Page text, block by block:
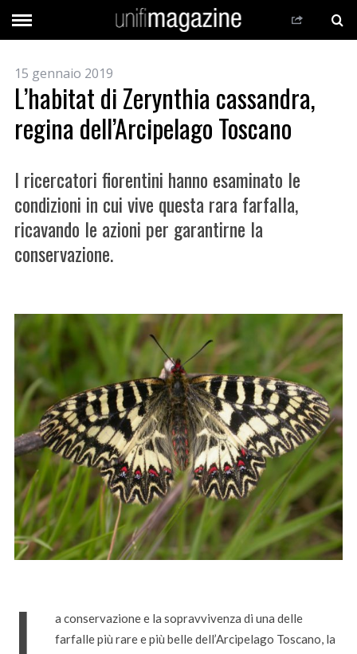
15 gennaio 2019
L’habitat di Zerynthia cassandra,
regina dell’Arcipelago Toscano
I ricercatori fiorentini hanno esaminato le
condizioni in cui vive questa rara farfalla,
ricavando le azioni per garantirne la
conservazione.
a conservazione e la sopravvivenza di una delle
farfalle più rare e più belle dell’Arcipelago Toscano, la